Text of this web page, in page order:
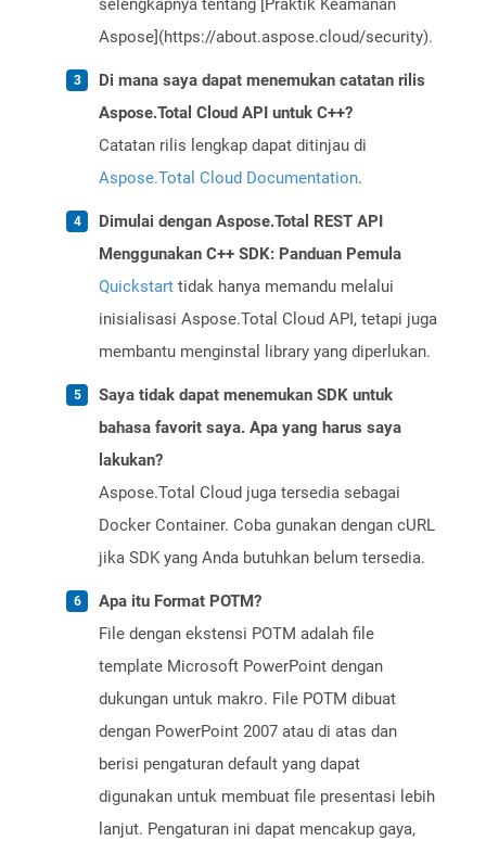
selengkapnya tentang [Praktik Keamanan
Aspose](https://about.aspose.cloud/security).
Di mana saya dapat menemukan catatan rilis
Aspose.Total Cloud API untuk C++?
Catatan rilis lengkap dapat ditinjau di
Aspose.Total Cloud Documentation.
Dimulai dengan Aspose.Total REST API
Menggunakan C++ SDK: Panduan Pemula
Quickstart tidak hanya memandu melalui
inisialisasi Aspose.Total Cloud API, tetapi juga
membantu menginstal library yang diperlukan.
Saya tidak dapat menemukan SDK untuk
bahasa favorit saya. Apa yang harus saya
lakukan?
Aspose.Total Cloud juga tersedia sebagai
Docker Container. Coba gunakan dengan cURL
jika SDK yang Anda butuhkan belum tersedia.
Apa itu Format POTM?
File dengan ekstensi POTM adalah file
template Microsoft PowerPoint dengan
dukungan untuk makro. File POTM dibuat
dengan PowerPoint 2007 atau di atas dan
berisi pengaturan default yang dapat
digunakan untuk membuat file presentasi lebih
lanjut. Pengaturan ini dapat mencakup gaya,